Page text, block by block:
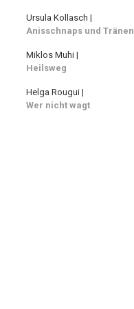
Ursula Kollasch |
Anisschnaps und Tränen
Miklos Muhi |
Heilsweg
Helga Rougui |
Wer nicht wagt